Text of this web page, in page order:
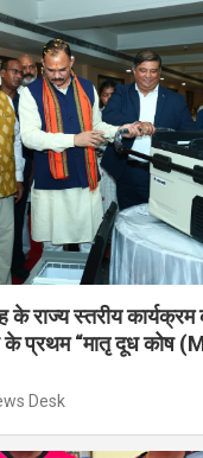
के राज्य स्तरीय
के प्रथम “मातृ दूध कोष
Desk